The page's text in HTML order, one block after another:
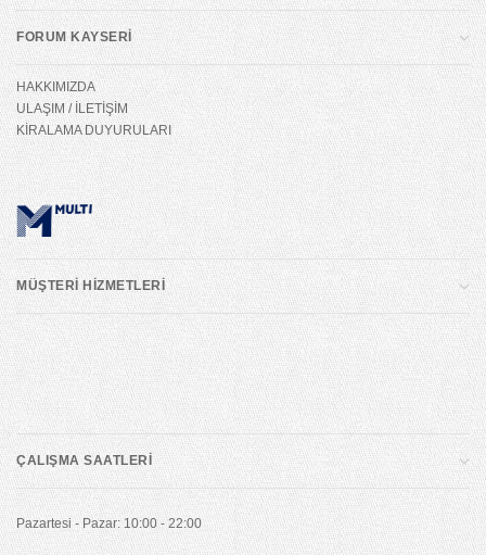
FORUM KAYSERİ
HAKKIMIZDA
ULAŞIM / İLETİŞİM
KİRALAMA DUYURULARI
MÜŞTERİ HİZMETLERİ
ÇALIŞMA SAATLERİ
Pazartesi - Pazar: 10:00 - 22:00